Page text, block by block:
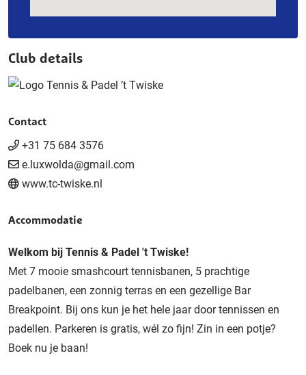
Club details
Contact
+31 75 684 3576
e.luxwolda@gmail.com
www.tc-twiske.nl
Accommodatie
Welkom bij Tennis & Padel 't Twiske!
Met 7 mooie smashcourt tennisbanen, 5 prachtige
padelbanen, een zonnig terras en een gezellige Bar
Breakpoint. Bij ons kun je het hele jaar door tennissen en
padellen. Parkeren is gratis, wél zo fijn! Zin in een potje?
Boek nu je baan!